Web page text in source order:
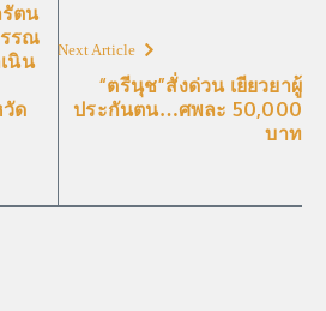
ตน
รณ
นิน
วัด
Next Article
“ตรีนุช”สั่งด่วน เยียวยาผู้
ประกันตน…ศพละ 50,000
บาท